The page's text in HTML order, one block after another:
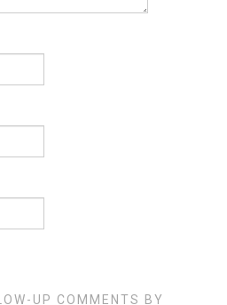
UP COMMENTS BY